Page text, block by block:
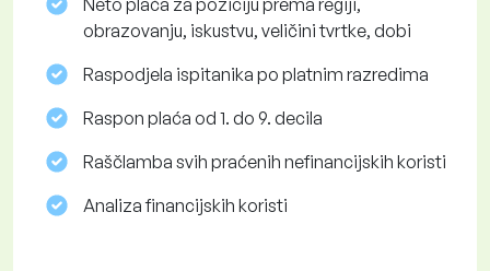
Neto plaća za poziciju prema regiji,
obrazovanju, iskustvu, veličini tvrtke, dobi
Raspodjela ispitanika po platnim razredima
Raspon plaća od 1. do 9. decila
Raščlamba svih praćenih nefinancijskih koristi
Analiza financijskih koristi